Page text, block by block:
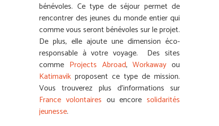
bénévoles. Ce type de séjour permet de
rencontrer des jeunes du monde entier qui
comme vous seront bénévoles sur le projet.
De plus, elle ajoute une dimension éco-
responsable à votre voyage.
Des sites
comme Projects Abroad,Workaway ou
Katimavik proposent ce type de mission.
Vous trouverez plus d’informations sur
France volontaires ou encore solidarités
jeunesse.